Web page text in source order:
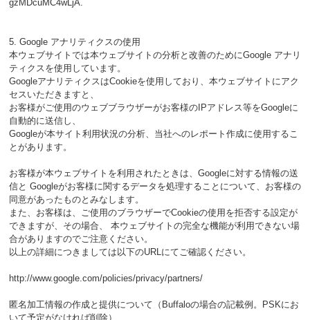
gzMDcuMC4wLjA.
5. Google アナリティクスの使用
本ウェブサイトでは本ウェブサイトの分析と改善のためにGoogle アナリ
ティクスを使用しています。
GoogleアナリティクスはCookieを使用しており、本ウェブサイトにアク
セスいただきますと、
お客様がご使用のウェブブラウザーがお客様のIPアドレス等をGoogleに
自動的に送信し、
Googleが本サイト利用状況の分析、当社へのレポート作成に使用するこ
とがあります。
お客様が本ウェブサイトを利用されたときは、Googleに対する情報の送
信と Googleがお客様に関するデータを処理することについて、お客様の
同意があったものとみなします。
また、お客様は、ご使用のブラウザーでCookieの使用を拒否する設定が
できますが、その場合、 本ウェブサイトの完全な機能が利用できない場
合がありますのでご注意ください。
以上の詳細につきましては以下のURLにてご確認ください。
http://www.google.com/policies/privacy/partners/
匿名加工情報の作成と提供について（Buffaloの場合の記載例。PSKにお
いて予定がなければ削除）